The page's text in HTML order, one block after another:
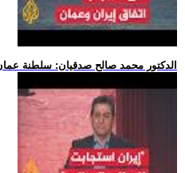
.. الدكتور محمد صالح صدقيان: سلطنة